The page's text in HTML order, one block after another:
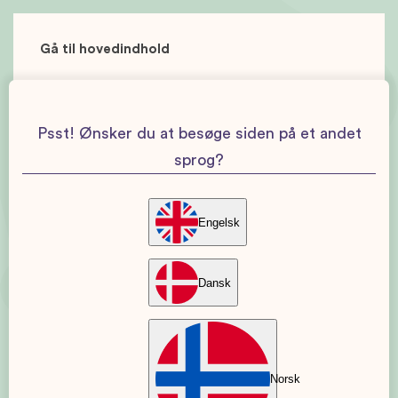
Gå til hovedindhold
Psst! Ønsker du at besøge siden på et andet
sprog?
Engelsk
Dansk
Norsk